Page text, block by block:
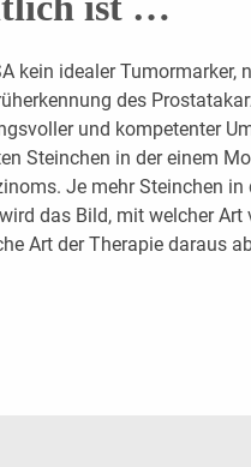
kein idealer Tumormarker,
des
und kompetenter
Steinchen in der einem
Je mehr Steinchen
das Bild, mit welcher
Art der Therapie daraus